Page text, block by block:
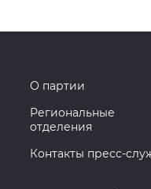
О партии
Региональные
отделения
Контакты пресс-